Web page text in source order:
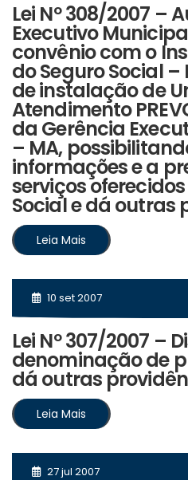
Lei Nº 308/2007 –
Executivo
convênio com o
do Seguro Social –
de instalação de
Atendimento
da Gerência
– MA,
informações e a
serviços
Social e dá outras
Leia Mais
10 set 2007
Lei Nº 307/2007 –
denominação de
dá outras
Leia Mais
27 jul 2007